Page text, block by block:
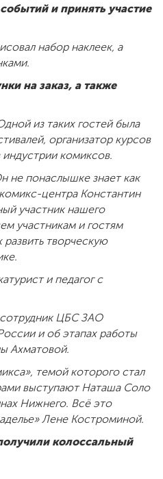
и принять участие
набор наклеек, а
на заказ, а также
из таких гостей была
организатор курсов
комиксов.
не понаслышке знает как
центра Константин
участник нашего
участникам и гостям
творческую
и педагог с
ЦБС ЗАО
и об этапах работы
Ахматовой.
темой которого стал
выступают Наташа Соло
Нижнего. Всё это
Лене Костроминой.
колоссальный